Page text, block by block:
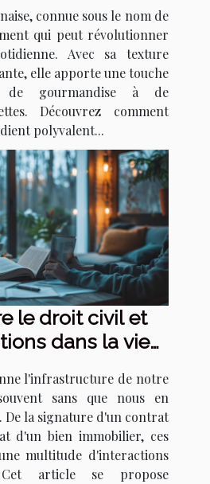
connue sous le nom de
qui peut révolutionner
Avec sa texture
elle apporte une touche
de gourmandise à de
Découvrez comment
polyvalent...
le droit civil et
dans la vie
l'infrastructure de notre
sans que nous en
De la signature d'un contrat
d'un bien immobilier, ces
multitude d'interactions
Cet article se propose